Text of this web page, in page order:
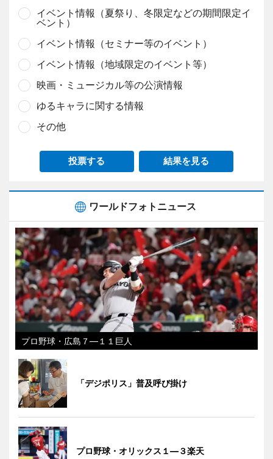
イベント情報（夏祭り、冬限定などの期間限定イ
ベント）
イベント情報（セミナー等のイベント）
イベント情報（地域限定のイベント等）
映画・ミュージカル等の公演情報
ゆるキャラに関する情報
その他
投票する 結果を見る
ワールドフォトニュース
プロ野球・広島７―１１巨人
「デジポリス」普及呼び掛け
プロ野球・オリックス１―３楽天